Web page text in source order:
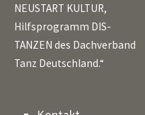
NEUSTART KULTUR,
Hilfsprogramm DIS-
TANZEN des Dachverband
Tanz Deutschland.“